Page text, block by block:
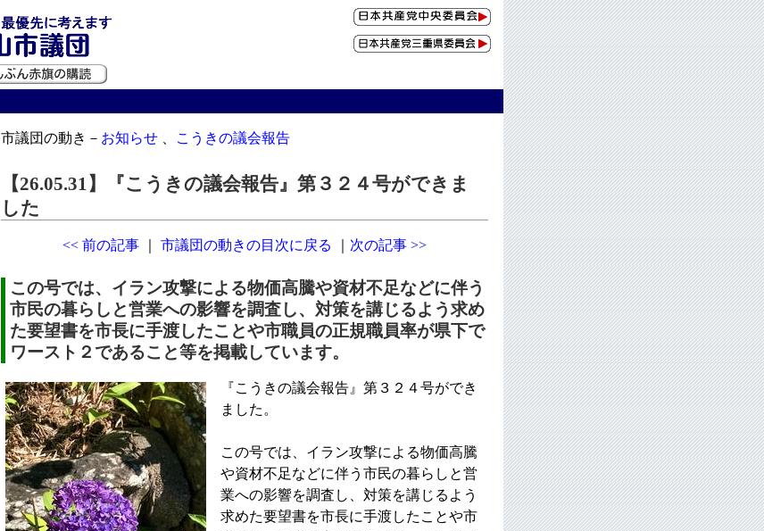
市議団の動き－ お知らせ こうきの議会報告
【26.05.31】『こうきの議会報告』第３２４号ができま
した
<< 前の記事 市議団の動きの目次に戻る 次の記事 >>
この号では、イラン攻撃による物価高騰や資材不足などに伴う
市民の暮らしと営業への影響を調査し、対策を講じるよう求め
た要望書を市長に手渡したことや市職員の正規職員率が県下で
ワースト２であること等を掲載しています。
『こうきの議会報告』第３２４号ができ
ました。
この号では、イラン攻撃による物価高騰
や資材不足などに伴う市民の暮らしと営
業への影響を調査し、対策を講じるよう
求めた要望書を市長に手渡したことや市